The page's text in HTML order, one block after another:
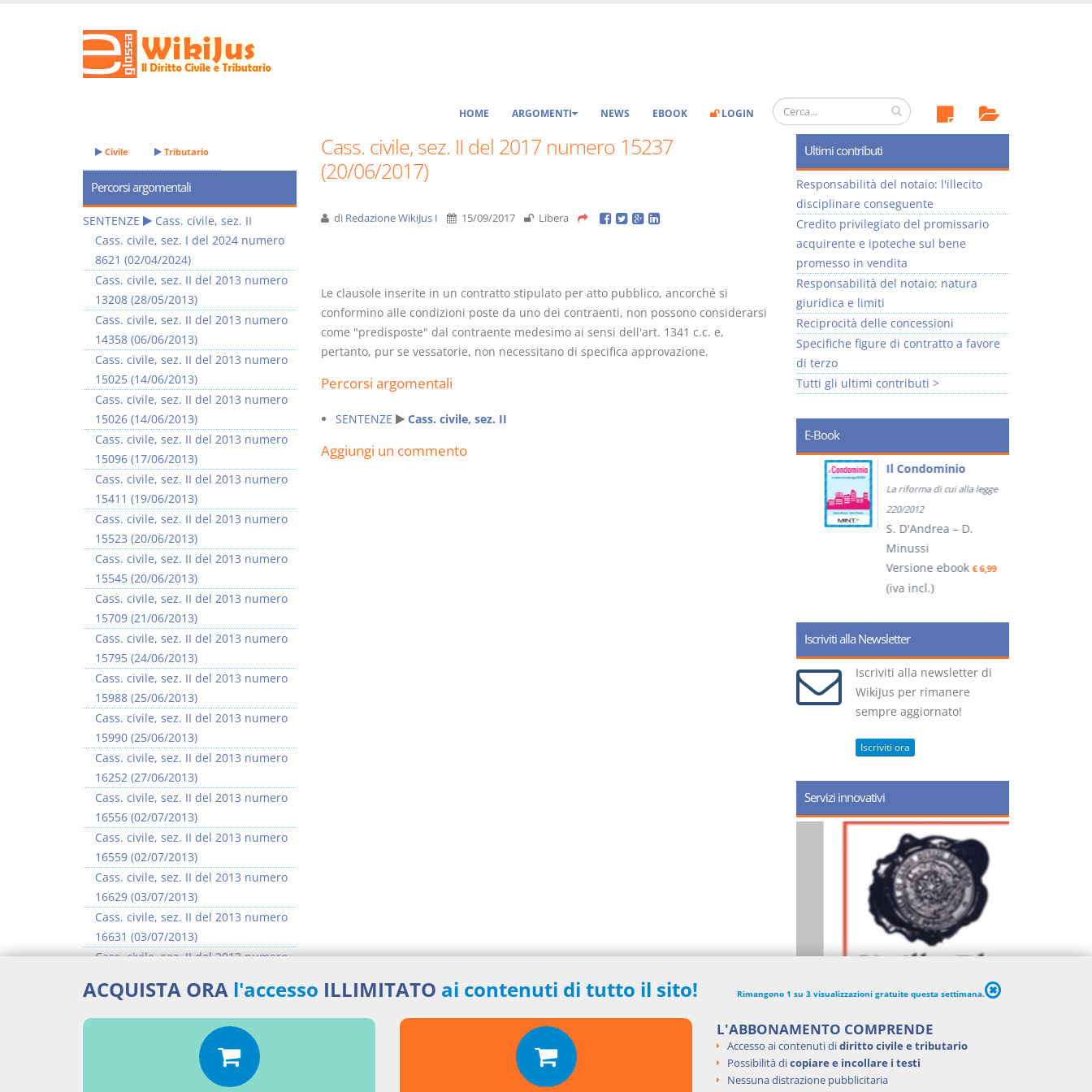
HOME ARGOMENTI NEWS EBOOK LOGIN
Cass. civile, sez. II del 2017 numero 15237
(20/06/2017)
di Redazione WikiJus I 15/09/2017 Libera
Le clausole inserite in un contratto stipulato per atto pubblico, ancorché si
conformino alle condizioni poste da uno dei contraenti, non possono considerarsi
come "predisposte" dal contraente medesimo ai sensi dell'art. 1341 c.c. e,
pertanto, pur se vessatorie, non necessitano di specifica approvazione.
Percorsi argomentali
SENTENZE Cass. civile, sez. II
Aggiungi un commento
Civile Tributario
Percorsi argomentali
SENTENZE
Cass. civile, sez. II
Cass. civile, sez. I del 2024 numero
8621 (02/04/2024)
Cass. civile, sez. II del 2013 numero
13208 (28/05/2013)
Cass. civile, sez. II del 2013 numero
14358 (06/06/2013)
Cass. civile, sez. II del 2013 numero
15025 (14/06/2013)
Cass. civile, sez. II del 2013 numero
15026 (14/06/2013)
Cass. civile, sez. II del 2013 numero
15096 (17/06/2013)
Cass. civile, sez. II del 2013 numero
15411 (19/06/2013)
Cass. civile, sez. II del 2013 numero
15523 (20/06/2013)
Cass. civile, sez. II del 2013 numero
15545 (20/06/2013)
Cass. civile, sez. II del 2013 numero
15709 (21/06/2013)
Cass. civile, sez. II del 2013 numero
15795 (24/06/2013)
Cass. civile, sez. II del 2013 numero
15988 (25/06/2013)
Cass. civile, sez. II del 2013 numero
15990 (25/06/2013)
Cass. civile, sez. II del 2013 numero
16252 (27/06/2013)
Cass. civile, sez. II del 2013 numero
16556 (02/07/2013)
Cass. civile, sez. II del 2013 numero
16559 (02/07/2013)
Cass. civile, sez. II del 2013 numero
16629 (03/07/2013)
Cass. civile, sez. II del 2013 numero
16631 (03/07/2013)
Cass. civile, sez. II del 2013 numero
Cass. civile, sez. II del 2013 numero
16637 (03/07/2013)
>> Vai all'argomento completo
Ultimi contributi
Responsabilità del notaio: l'illecito
disciplinare conseguente
Credito privilegiato del promissario
acquirente e ipoteche sul bene
promesso in vendita
Responsabilità del notaio: natura
giuridica e limiti
Reciprocità delle concessioni
Specifiche figure di contratto a favore
di terzo
Tutti gli ultimi contributi >
E-Book
Usufrutto Uso e
Versione ebook
Prescrizione e
decadenza
D. Minussi
Versione ebook
(iva incl.)
Il Condominio
La riforma di cui alla legge
220/2012
S. D'Andrea – D.
Minussi
Versione ebook€ 6,99
(iva incl.)
Iscriviti alla Newsletter
Iscriviti alla newsletter di
WikiJus per rimanere
sempre aggiornato!
Iscriviti ora
Servizi innovativi
ACQUISTA ORA l'accesso ILLIMITATO ai contenuti di tutto il sito! Rimangono 1 su 3 visualizzazioni gratuite questa settimana.
L'ABBONAMENTO COMPRENDE
Accesso ai contenuti didiritto civile e tributario
Possibilità dicopiare e incollare i testi
Nessuna distrazione pubblicitaria